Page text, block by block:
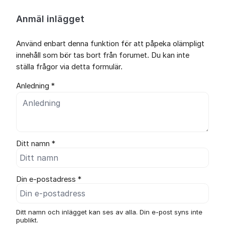
Anmäl inlägget
Använd enbart denna funktion för att påpeka olämpligt
innehåll som bör tas bort från forumet. Du kan inte
ställa frågor via detta formulär.
Anledning *
Ditt namn *
Din e-postadress *
Ditt namn och inlägget kan ses av alla. Din e-post syns inte
publikt.